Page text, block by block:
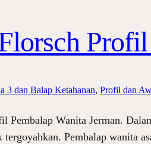
3 dan Balap Ketahanan, Profil dan
Pembalap Wanita Jerman.
tergoyahkan. Pembalap wanita